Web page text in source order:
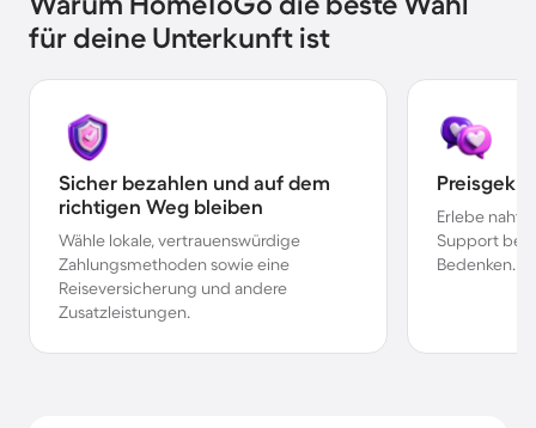
für deine Unterkunft ist
Sicher bezahlen und auf dem
richtigen Weg bleiben
Wähle lokale, vertrauenswürdige
Zahlungsmethoden sowie eine
Reiseversicherung und andere
Zusatzleistungen.
Erlebe
Support bei
Bedenken.